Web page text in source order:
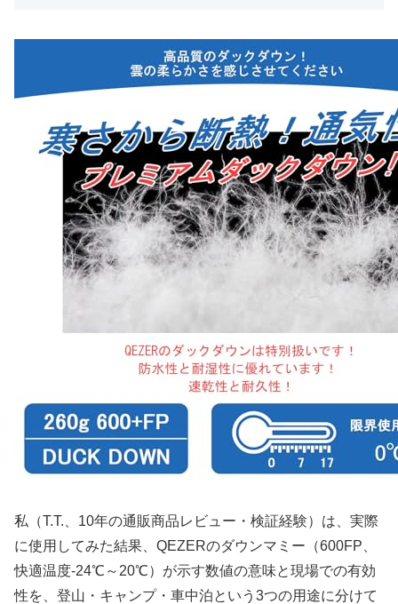
私（T.T.、10年の通販商品レビュー・検証経験）は、実際
に使用してみた結果、QEZERのダウンマミー（600FP、
快適温度-24℃～20℃）が示す数値の意味と現場での有効
性を、登山・キャンプ・車中泊という3つの用途に分けて